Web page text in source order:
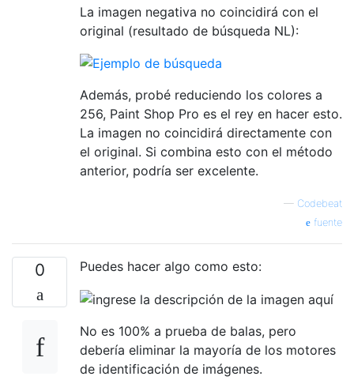
La imagen negativa no coincidirá con el
original (resultado de búsqueda NL):
Además, probé reduciendo los colores a
256, Paint Shop Pro es el rey en hacer esto.
La imagen no coincidirá directamente con
el original. Si combina esto con el método
anterior, podría ser excelente.
— Codebeat
fuente
0 Puedes hacer algo como esto:
No es 100% a prueba de balas, pero
debería eliminar la mayoría de los motores
de identificación de imágenes.